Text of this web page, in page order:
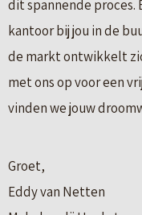
dit spannende proces.
kantoor bij jou in de
de markt ontwikkelt
met ons op voor een
vinden we jouw
Groet,
Eddy van Netten